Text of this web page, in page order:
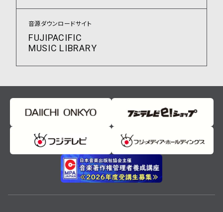
音源ダウンロードサイト
FUJIPACIFIC
MUSIC LIBRARY